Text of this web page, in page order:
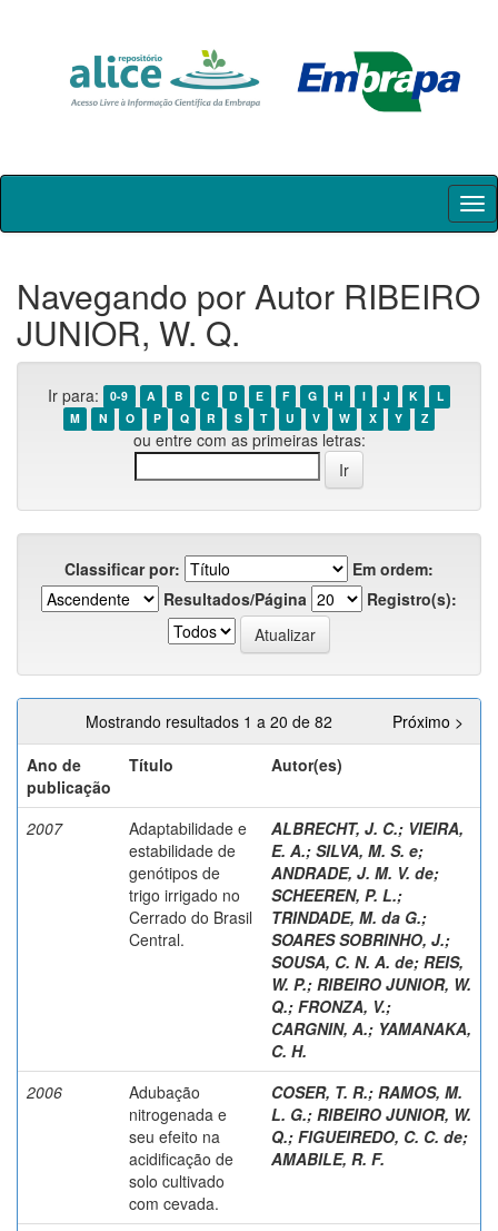
Skip
Navegando por Autor RIBEIRO
JUNIOR, W. Q.
Ir para: 0-9 A B C D E F G H I J K
L
M
N O P Q R S T U V W X Y Z
ou entre com as primeiras letras:
Classificar por:
Em ordem:
Resultados/Página
Registro(s):
Mostrando resultados 1 a 20 de 82
Próximo >
Ano de
publicação
Título Autor(es)
2007
Adaptabilidade e
estabilidade de
genótipos de
trigo irrigado no
Cerrado do Brasil
Central.
ALBRECHT, J. C.; VIEIRA,
E. A.; SILVA, M. S. e;
ANDRADE, J. M. V. de;
SCHEEREN, P. L.;
TRINDADE, M. da G.;
SOARES SOBRINHO, J.;
SOUSA, C. N. A. de; REIS,
W. P.; RIBEIRO JUNIOR, W.
Q.; FRONZA, V.;
CARGNIN, A.; YAMANAKA,
C. H.
2006
Adubação
nitrogenada e
seu efeito na
acidificação de
solo cultivado
com cevada.
COSER, T. R.; RAMOS, M.
L. G.; RIBEIRO JUNIOR, W.
Q.; FIGUEIREDO, C. C. de;
AMABILE, R. F.